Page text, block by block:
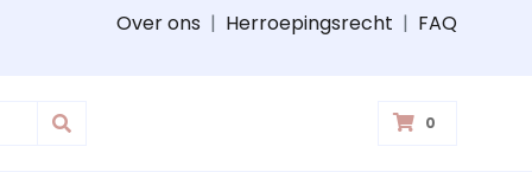
Over ons | Herroepingsrecht | FAQ
0